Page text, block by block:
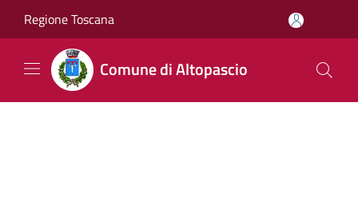
Regione Toscana
Comune di Altopascio